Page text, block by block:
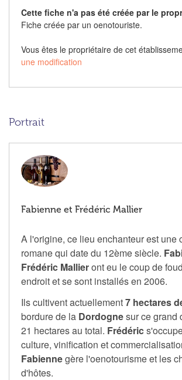
Cette fiche n'a pas été créée par le
Fiche créée par un oenotouriste.
Vous êtes le propriétaire de cet
une modification
Portrait
Fabienne et Frédéric Mallier
A l'origine, ce lieu enchanteur est une
romane qui date du 12ème siècle.
Frédéric Mallieront eu le coup de
endroit et se sont installés en 2006.
Ils cultivent actuellement7 hectares
bordure de la Dordognesur ce grand
21 hectares au total. Frédéric
culture, vinification et
Fabiennegère l'oenotourisme et les
d'hôtes.